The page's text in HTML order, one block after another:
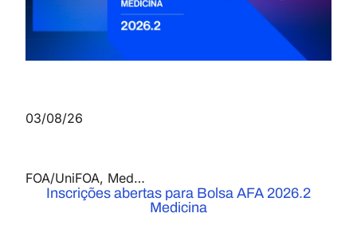
03/08/26
FOA/UniFOA, Medicina
Inscrições abertas para Bolsa AFA 2026.2
Medicina